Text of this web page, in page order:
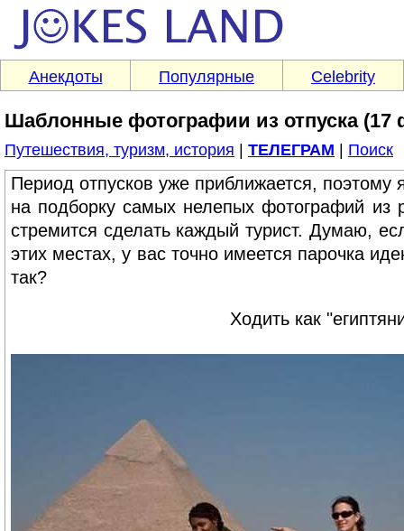
Анекдоты Популярные Celebrity
Шаблонные фотографии из отпуска (17
Путешествия, туризм, история ТЕЛЕГРАМ Поиск
Период отпусков уже приближается, поэтому
на подборку самых нелепых фотографий из
стремится сделать каждый турист. Думаю,
этих местах, у вас точно имеется парочка
так?
Ходить как